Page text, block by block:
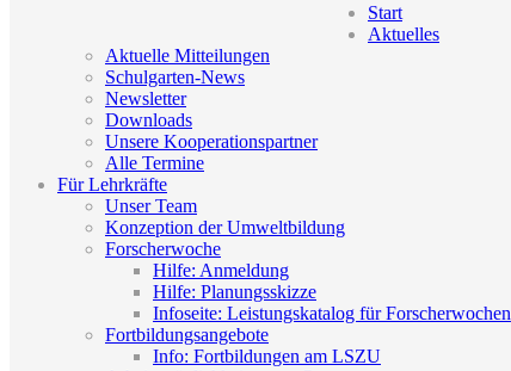
Start
Aktuelles
Aktuelle Mitteilungen
Schulgarten-News
Newsletter
Downloads
Unsere Kooperationspartner
Alle Termine
Für Lehrkräfte
Unser Team
Konzeption der Umweltbildung
Forscherwoche
Hilfe: Anmeldung
Hilfe: Planungsskizze
Infoseite: Leistungskatalog für Forscherwochen
Fortbildungsangebote
Info: Fortbildungen am LSZU